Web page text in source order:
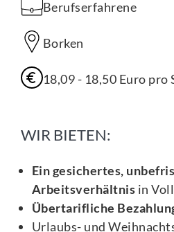
STANDORTE
KONTAKT
Berufserfahrene
Borken
18,09 - 18,50 Euro pro
WIR BIETEN:
Ein gesichertes,
Arbeitsverhältnis in
Übertarifliche
Urlaubs- und